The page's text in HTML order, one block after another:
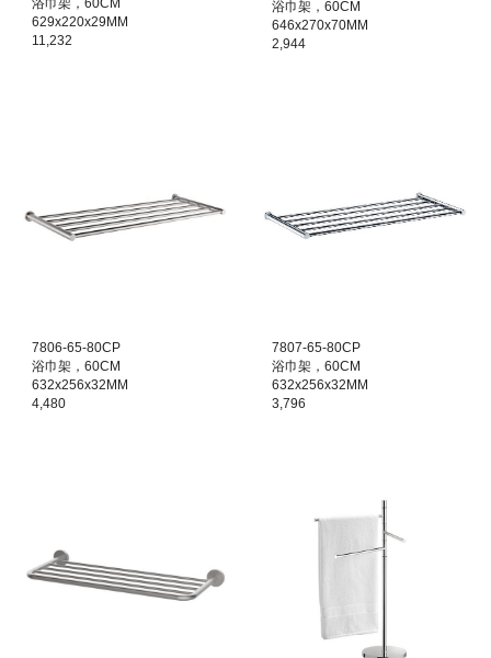
629x220x29MM
11,232
浴巾架，60CM
646x270x70MM
2,944
7806-65-80CP
浴巾架，60CM
632x256x32MM
4,480
7807-65-80CP
浴巾架，60CM
632x256x32MM
3,796